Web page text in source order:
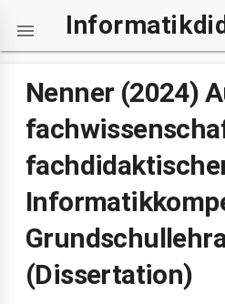

Nenner (2024)
(Dissertation)